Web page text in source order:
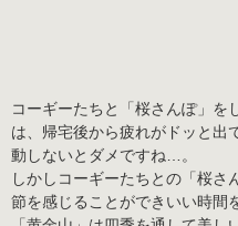
コーギーたちと「桜さんぽ」を
は、帰宅後から疲れがドッと
動しないとダメですね…。
しかしコーギーたちとの「桜さ
節を感じることができいい時間